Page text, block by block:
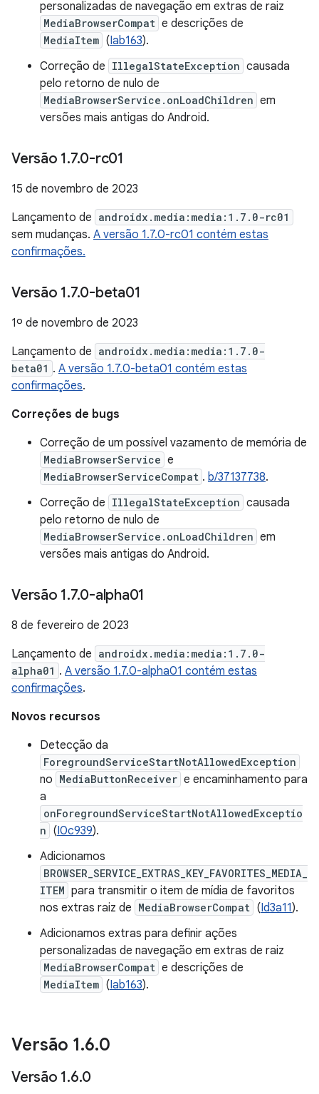
personalizadas de navegação em extras de raiz
MediaBrowserCompat e descrições de
MediaItem (Iab163).
Correção de IllegalStateException causada
pelo retorno de nulo de
MediaBrowserService.onLoadChildren em
versões mais antigas do Android.
Versão 1.7.0-rc01
15 de novembro de 2023
Lançamento de androidx.media:media:1.7.0-rc01
sem mudanças. A versão 1.7.0-rc01 contém estas
confirmações.
Versão 1.7.0-beta01
1º de novembro de 2023
Lançamento de androidx.media:media:1.7.0-
beta01 . A versão 1.7.0-beta01 contém estas
confirmações.
Correções de bugs
Correção de um possível vazamento de memória de
MediaBrowserService e
MediaBrowserServiceCompat . b/37137738.
Correção de IllegalStateException causada
pelo retorno de nulo de
MediaBrowserService.onLoadChildren em
versões mais antigas do Android.
Versão 1.7.0-alpha01
8 de fevereiro de 2023
Lançamento de androidx.media:media:1.7.0-
alpha01 . A versão 1.7.0-alpha01 contém estas
confirmações.
Novos recursos
Detecção da
ForegroundServiceStartNotAllowedException
no MediaButtonReceiver e encaminhamento para
a
onForegroundServiceStartNotAllowedExceptio
n (I0c939).
Adicionamos
BROWSER_SERVICE_EXTRAS_KEY_FAVORITES_MEDIA_
ITEM para transmitir o item de mídia de favoritos
nos extras raiz de MediaBrowserCompat (Id3a11).
Adicionamos extras para definir ações
personalizadas de navegação em extras de raiz
MediaBrowserCompat e descrições de
MediaItem (Iab163).
Versão 1.6.0
Versão 1.6.0